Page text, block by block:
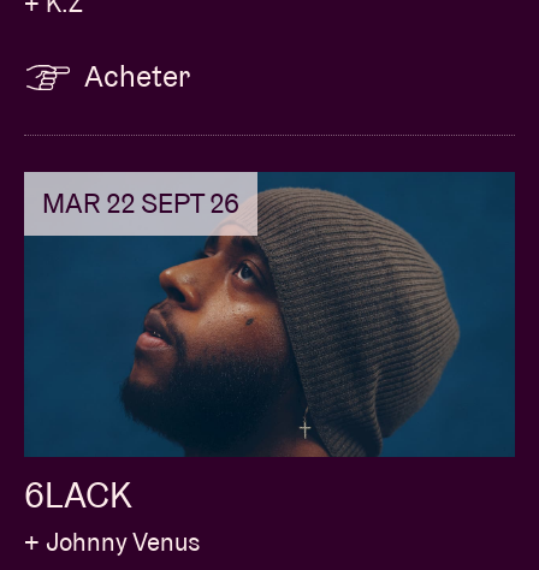
Acheter
MAR 22 SEPT 26
6LACK
+ Johnny Venus